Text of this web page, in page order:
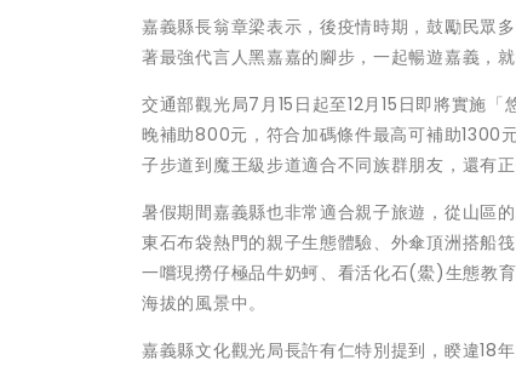
嘉義縣長翁章梁表示，後疫情時期，鼓勵民眾
著最強代言人黑嘉嘉的腳步，一起暢遊嘉義，就
交通部觀光局7月15日起至12月15日即將實施
晚補助800元，符合加碼條件最高可補助1300
子步道到魔王級步道適合不同族群朋友，還有
暑假期間嘉義縣也非常適合親子旅遊，從山區
東石布袋熱門的親子生態體驗、外傘頂洲搭船
一嚐現撈仔極品牛奶蚵、看活化石(鱟)生態教
海拔的風景中。
嘉義縣文化觀光局長許有仁特別提到，睽違18